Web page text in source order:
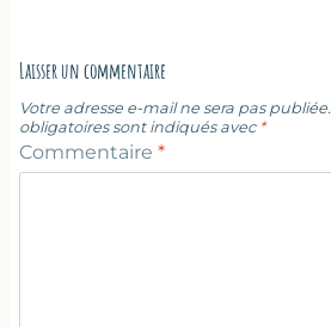
Laisser un commentaire
Votre adresse e-mail ne sera pas publiée.
obligatoires sont indiqués avec *
Commentaire *